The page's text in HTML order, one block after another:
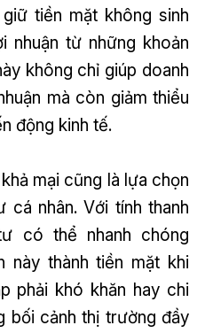
tiền mặt không sinh
nhuận từ những khoản
không chỉ giúp doanh
mà còn giảm thiểu
động kinh tế.
mại cũng là lựa chọn
cá nhân. Với tính thanh
có thể nhanh chóng
này thành tiền mặt khi
phải khó khăn hay chi
bối cảnh thị trường đầy